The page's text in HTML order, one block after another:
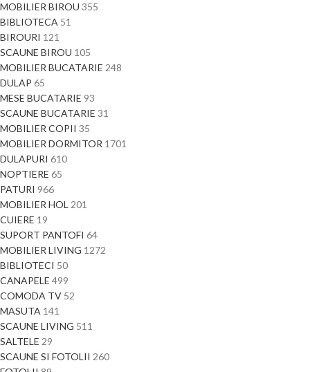
MOBILIER BIROU 355
BIBLIOTECA 51
BIROURI 121
SCAUNE BIROU 105
MOBILIER BUCATARIE 248
DULAP 65
MESE BUCATARIE 93
SCAUNE BUCATARIE 31
MOBILIER COPII 35
MOBILIER DORMITOR 1701
DULAPURI 610
NOPTIERE 65
PATURI 966
MOBILIER HOL 201
CUIERE 19
SUPORT PANTOFI 64
MOBILIER LIVING 1272
BIBLIOTECI 50
CANAPELE 499
COMODA TV 52
MASUTA 141
SCAUNE LIVING 511
SALTELE 29
SCAUNE SI FOTOLII 260